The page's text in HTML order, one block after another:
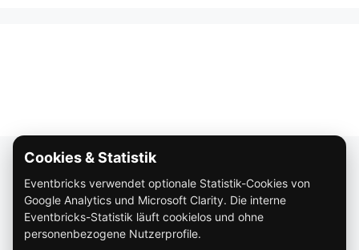
Über Eventbricks
So funktioniert Eventbricks
Impressum
Datenschutz
Cookies & Statistik
Eventbricks verwendet optionale Statistik-Cookies von
Google Analytics und Microsoft Clarity. Die interne
Eventbricks-Statistik läuft cookielos und ohne
personenbezogene Nutzerprofile.